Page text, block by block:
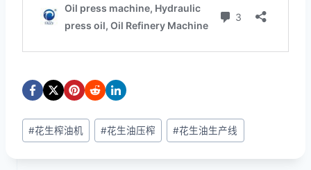
文
章
标
#花生榨油机 #花生油压榨 #花生油生产线